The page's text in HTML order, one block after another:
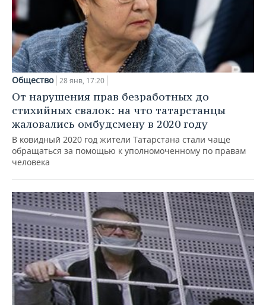
НЕФТЕХИМИЯ
НЕФТЬ
ОПК
ЭНЕРГЕТИКА
РОЗНИЧНАЯ ТОРГОВЛЯ
ТРАНСПОРТ
УСЛУГИ
НОВОСТИ ТЕХНОЛОГИЙ
IT
МЕДИА
ТЕЛЕКОММУНИКАЦИИ
МЕРОПРИЯТИЯ
НОВОСТИ МЕРОПРИЯТИЙ
ВЫЕЗДНАЯ РЕДАКЦИЯ
БИЗНЕС-БРАНЧИ
ONLINE-КОНФЕРЕНЦИИ
ОТКРЫТАЯ ЛЕКЦИЯ
СПОРТ
НОВОСТИ СПОРТА
ФУТБОЛ
ХОККЕЙ
БАСКЕТБОЛ
КИБЕРСПОРТ
ФИГУРНОЕ КАТАНИЕ
ВОДНЫЕ ВИДЫ СПОРТА
ХОККЕЙ С МЯЧОМ
ОБЩЕСТВО
НОВОСТИ ОБЩЕСТВА
ВЛАСТЬ
ИНФРАСТРУКТУРА
КУЛЬТУРА
МЕДИЦИНА
ОБРАЗОВАНИЕ
ПРОИСШЕСТВИЯ
ФОТОГАЛЕРЕЯ
СПРАВОЧНИК
СПИСОК КОМПАНИЙ
Общество 28 янв, 17:20
От нарушения прав безработных до
стихийных свалок: на что татарстанцы
жаловались омбудсмену в 2020 году
В ковидный 2020 год жители Татарстана стали чаще
обращаться за помощью к уполномоченному по правам
человека